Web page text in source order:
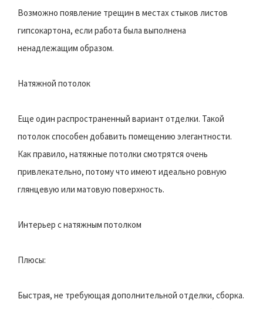
Возможно появление трещин в местах стыков листов
гипсокартона, если работа была выполнена
ненадлежащим образом.
Натяжной потолок
Еще один распространенный вариант отделки. Такой
потолок способен добавить помещению элегантности.
Как правило, натяжные потолки смотрятся очень
привлекательно, потому что имеют идеально ровную
глянцевую или матовую поверхность.
Интерьер с натяжным потолком
Плюсы:
Быстрая, не требующая дополнительной отделки, сборка.